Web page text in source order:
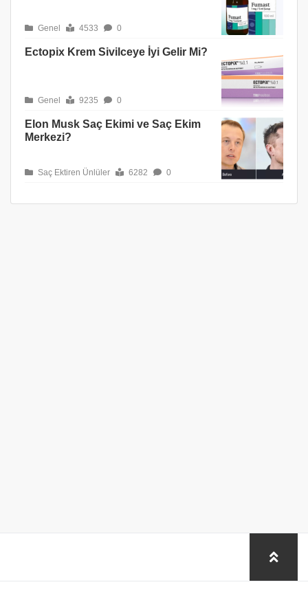
Genel 4533 0
Ectopix Krem Sivilceye İyi Gelir Mi?
Genel 9235 0
Elon Musk Saç Ekimi ve Saç Ekim
Merkezi?
Saç Ektiren Ünlüler 6282 0